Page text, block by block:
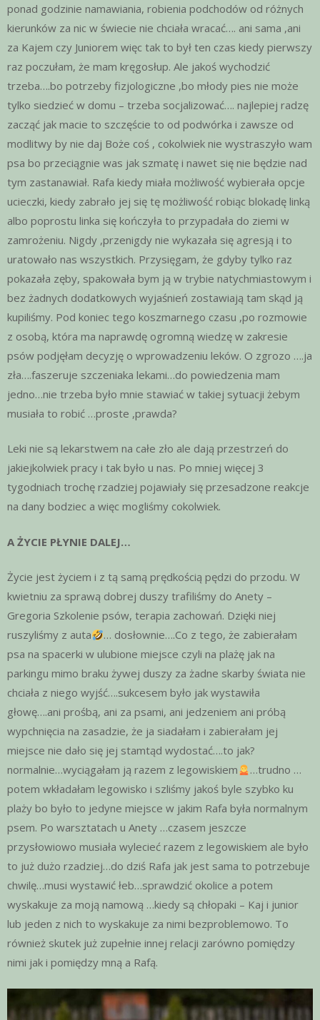
ponad godzinie namawiania, robienia podchodów od różnych
kierunków za nic w świecie nie chciała wracać…. ani sama ,ani
za Kajem czy Juniorem więc tak to był ten czas kiedy pierwszy
raz poczułam, że mam kręgosłup. Ale jakoś wychodzić
trzeba….bo potrzeby fizjologiczne ,bo młody pies nie może
tylko siedzieć w domu – trzeba socjalizować…. najlepiej radzę
zacząć jak macie to szczęście to od podwórka i zawsze od
modlitwy by nie daj Boże coś , cokolwiek nie wystraszyło wam
psa bo przeciągnie was jak szmatę i nawet się nie będzie nad
tym zastanawiał. Rafa kiedy miała możliwość wybierała opcje
ucieczki, kiedy zabrało jej się tę możliwość robiąc blokadę linką
albo poprostu linka się kończyła to przypadała do ziemi w
zamrożeniu. Nigdy ,przenigdy nie wykazała się agresją i to
uratowało nas wszystkich. Przysięgam, że gdyby tylko raz
pokazała zęby, spakowała bym ją w trybie natychmiastowym i
bez żadnych dodatkowych wyjaśnień zostawiają tam skąd ją
kupiliśmy. Pod koniec tego koszmarnego czasu ,po rozmowie
z osobą, która ma naprawdę ogromną wiedzę w zakresie
psów podjęłam decyzję o wprowadzeniu leków. O zgrozo ….ja
zła….faszeruje szczeniaka lekami…do powiedzenia mam
jedno…nie trzeba było mnie stawiać w takiej sytuacji żebym
musiała to robić …proste ,prawda?
Leki nie są lekarstwem na całe zło ale dają przestrzeń do
jakiejkolwiek pracy i tak było u nas. Po mniej więcej 3
tygodniach trochę rzadziej pojawiały się przesadzone reakcje
na dany bodziec a więc mogliśmy cokolwiek.
A ŻYCIE PŁYNIE DALEJ…
Życie jest życiem i z tą samą prędkością pędzi do przodu. W
kwietniu za sprawą dobrej duszy trafiliśmy do Anety –
Gregoria Szkolenie psów, terapia zachowań. Dzięki niej
ruszyliśmy z auta
… dosłownie….Co z tego, że zabierałam
psa na spacerki w ulubione miejsce czyli na plażę jak na
parkingu mimo braku żywej duszy za żadne skarby świata nie
chciała z niego wyjść….sukcesem było jak wystawiła
głowę….ani prośbą, ani za psami, ani jedzeniem ani próbą
wypchnięcia na zasadzie, że ja siadałam i zabierałam jej
miejsce nie dało się jej stamtąd wydostać….to jak?
normalnie…wyciągałam ją razem z legowiskiem
…trudno …
potem wkładałam legowisko i szliśmy jakoś byle szybko ku
plaży bo było to jedyne miejsce w jakim Rafa była normalnym
psem. Po warsztatach u Anety …czasem jeszcze
przysłowiowo musiała wylecieć razem z legowiskiem ale było
to już dużo rzadziej…do dziś Rafa jak jest sama to potrzebuje
chwilę…musi wystawić łeb…sprawdzić okolice a potem
wyskakuje za moją namową …kiedy są chłopaki – Kaj i junior
lub jeden z nich to wyskakuje za nimi bezproblemowo. To
również skutek już zupełnie innej relacji zarówno pomiędzy
nimi jak i pomiędzy mną a Rafą.